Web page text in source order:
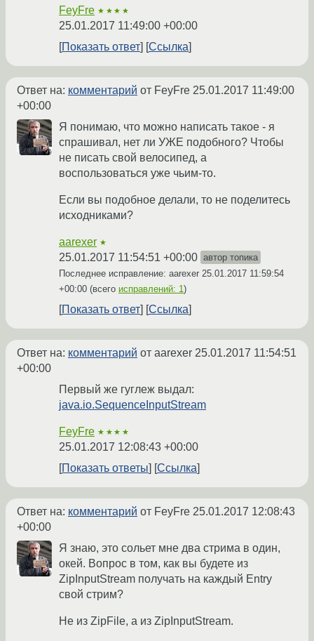
FeyFre ★★★★
25.01.2017 11:49:00 +00:00
Показать ответ
Ссылка
Ответ на: комментарий от FeyFre 25.01.2017 11:49:00
+00:00
Я понимаю, что можно написать такое - я
спрашивал, нет ли УЖЕ подобного? Чтобы
не писать свой велосипед, а
воспользоваться уже чьим-то.
Если вы подобное делали, то не поделитесь
исходниками?
aarexer ★
25.01.2017 11:54:51 +00:00 автор топика
Последнее исправление: aarexer 25.01.2017 11:59:54
+00:00 (всего исправлений: 1)
Показать ответ Ссылка
Ответ на: комментарий от aarexer 25.01.2017 11:54:51
+00:00
Первый же гуглеж выдал:
java.io.SequenceInputStream
FeyFre ★★★★
25.01.2017 12:08:43 +00:00
Показать ответы
Ссылка
Ответ на: комментарий от FeyFre 25.01.2017 12:08:43
+00:00
Я знаю, это сольет мне два стрима в один,
окей. Вопрос в том, как вы будете из
ZipInputStream получать на каждый Entry
свой стрим?
Не из ZipFile, а из ZipInputStream.